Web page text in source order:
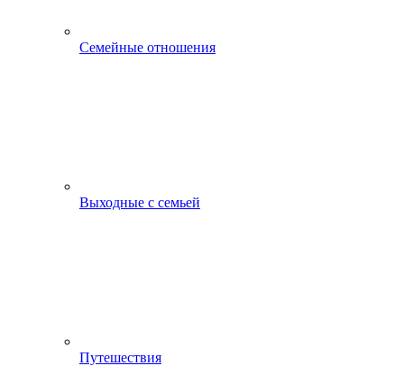
Семейные отношения
Выходные с семьей
Путешествия